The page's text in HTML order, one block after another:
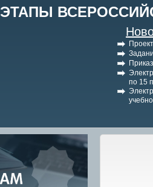
ЭТАПЫ
по 15